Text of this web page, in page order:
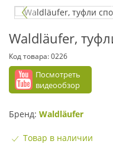
Waldläufer,
Код товара:0226
Посмотреть
видеообзор
Бренд: Waldläufer
Товар в наличии